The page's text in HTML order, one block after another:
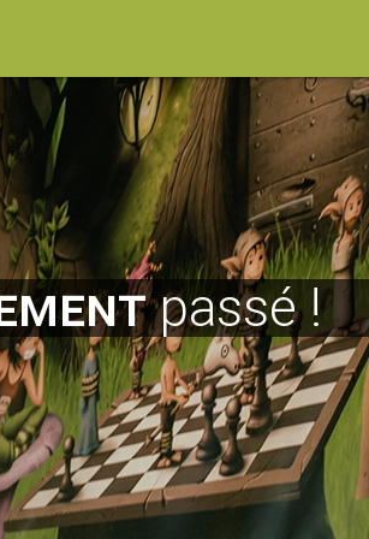
passé !